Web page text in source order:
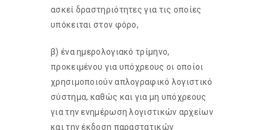
ασκεί δραστηριότητες για τις οποίες
υπόκειται στον φόρο,
β) ένα ημερολογιακό τρίμηνο,
προκειμένου για υπόχρεους οι οποίοι
χρησιμοποιούν απλογραφικό λογιστικό
σύστημα, καθώς και για μη υπόχρεους
για την ενημέρωση λογιστικών αρχείων
και την έκδοση παραστατικών